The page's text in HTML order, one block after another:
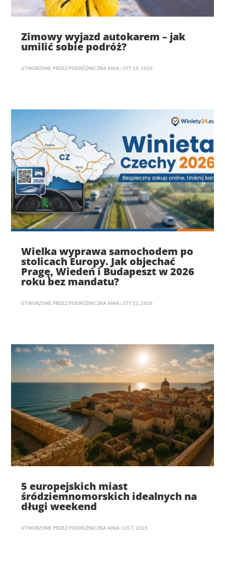
Zimowy wyjazd autokarem – jak
umilić sobie podróż?
UTWORZONE PRZEZ PODRÓŻNICZKA ANIA |STY 29, 2026
Wielka wyprawa samochodem po
stolicach Europy. Jak objechać
Pragę, Wiedeń i Budapeszt w 2026
roku bez mandatu?
UTWORZONE PRZEZ PODRÓŻNICZKA ANIA |STY 22, 2026
5 europejskich miast
śródziemnomorskich idealnych na
długi weekend
UTWORZONE PRZEZ PODRÓŻNICZKA ANIA | LIS 7, 2025